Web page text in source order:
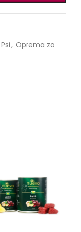
Psi, Oprema za